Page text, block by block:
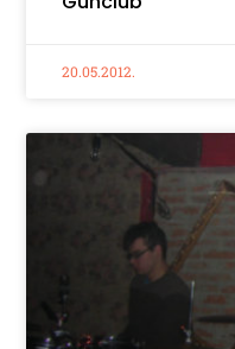
20.05.2012.